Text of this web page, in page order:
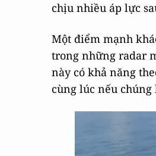
chịu nhiều áp lực
Một điểm mạnh
trong những radar
này có khả năng
cùng lúc nếu